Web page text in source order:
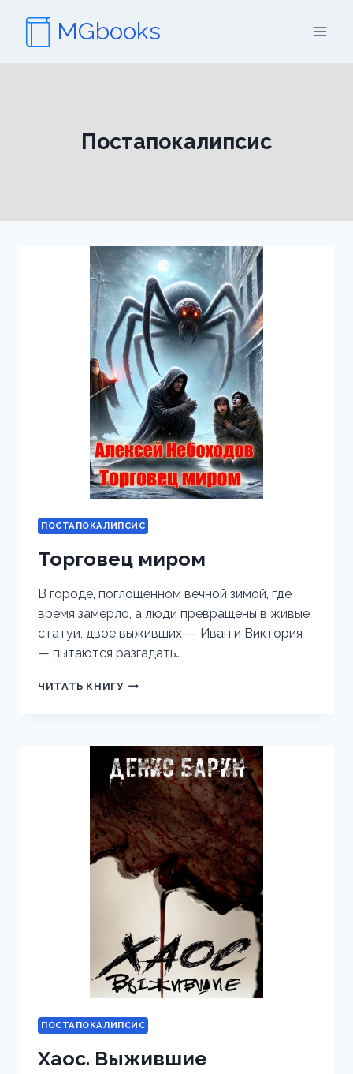
содержимому
MGbooks
Постапокалипсис
ПОСТАПОКАЛИПСИС
Торговец миром
В городе, поглощённом вечной зимой, где
время замерло, а люди превращены в живые
статуи, двое выживших — Иван и Виктория
— пытаются разгадать…
ЧИТАТЬ КНИГУТОРГОВЕЦ
ПОСТАПОКАЛИПСИС
Хаос. Выжившие